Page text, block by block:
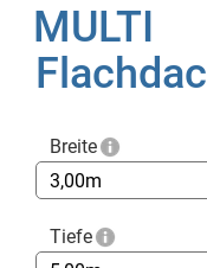
MULTI
Breite
Tiefe